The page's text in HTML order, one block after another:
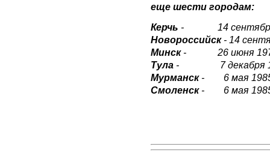
еще шести городам:
Керчь - 14 сентября
Новороссийск- 14
Минск- 26 июня
Тула - 7 декабря
Мурманск- 6 мая 1985
Смоленск- 6 мая 1985